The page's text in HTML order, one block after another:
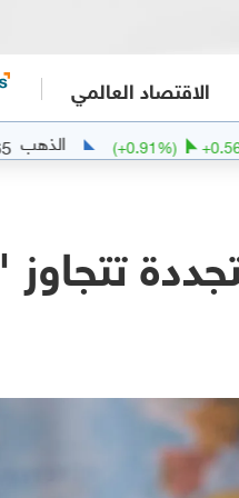
الاقتصاد العالمي
(+ الذهب 4250.65
11.42
تتجاوز